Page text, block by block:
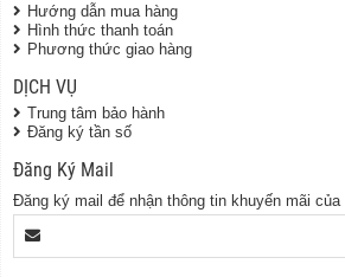
Hướng dẫn mua hàng
Hình thức thanh toán
Phương thức giao hàng
DỊCH VỤ
Trung tâm bảo hành
Đăng ký tần số
Đăng Ký Mail
Đăng ký mail để nhận thông tin khuyến mãi của